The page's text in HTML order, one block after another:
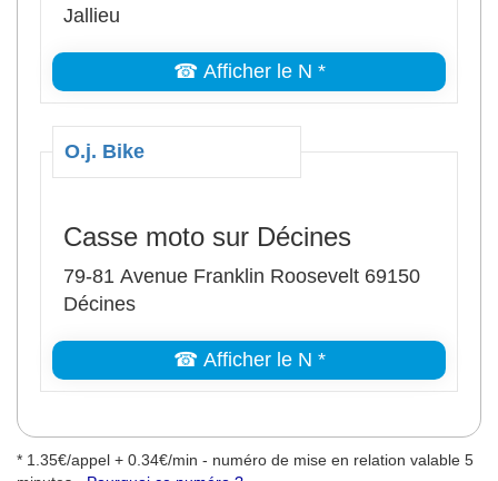
Jallieu
☎ Afficher le N *
O.j. Bike
Casse moto sur Décines
79-81 Avenue Franklin Roosevelt 69150
Décines
☎ Afficher le N *
* 1.35€/appel + 0.34€/min - numéro de mise en relation valable 5